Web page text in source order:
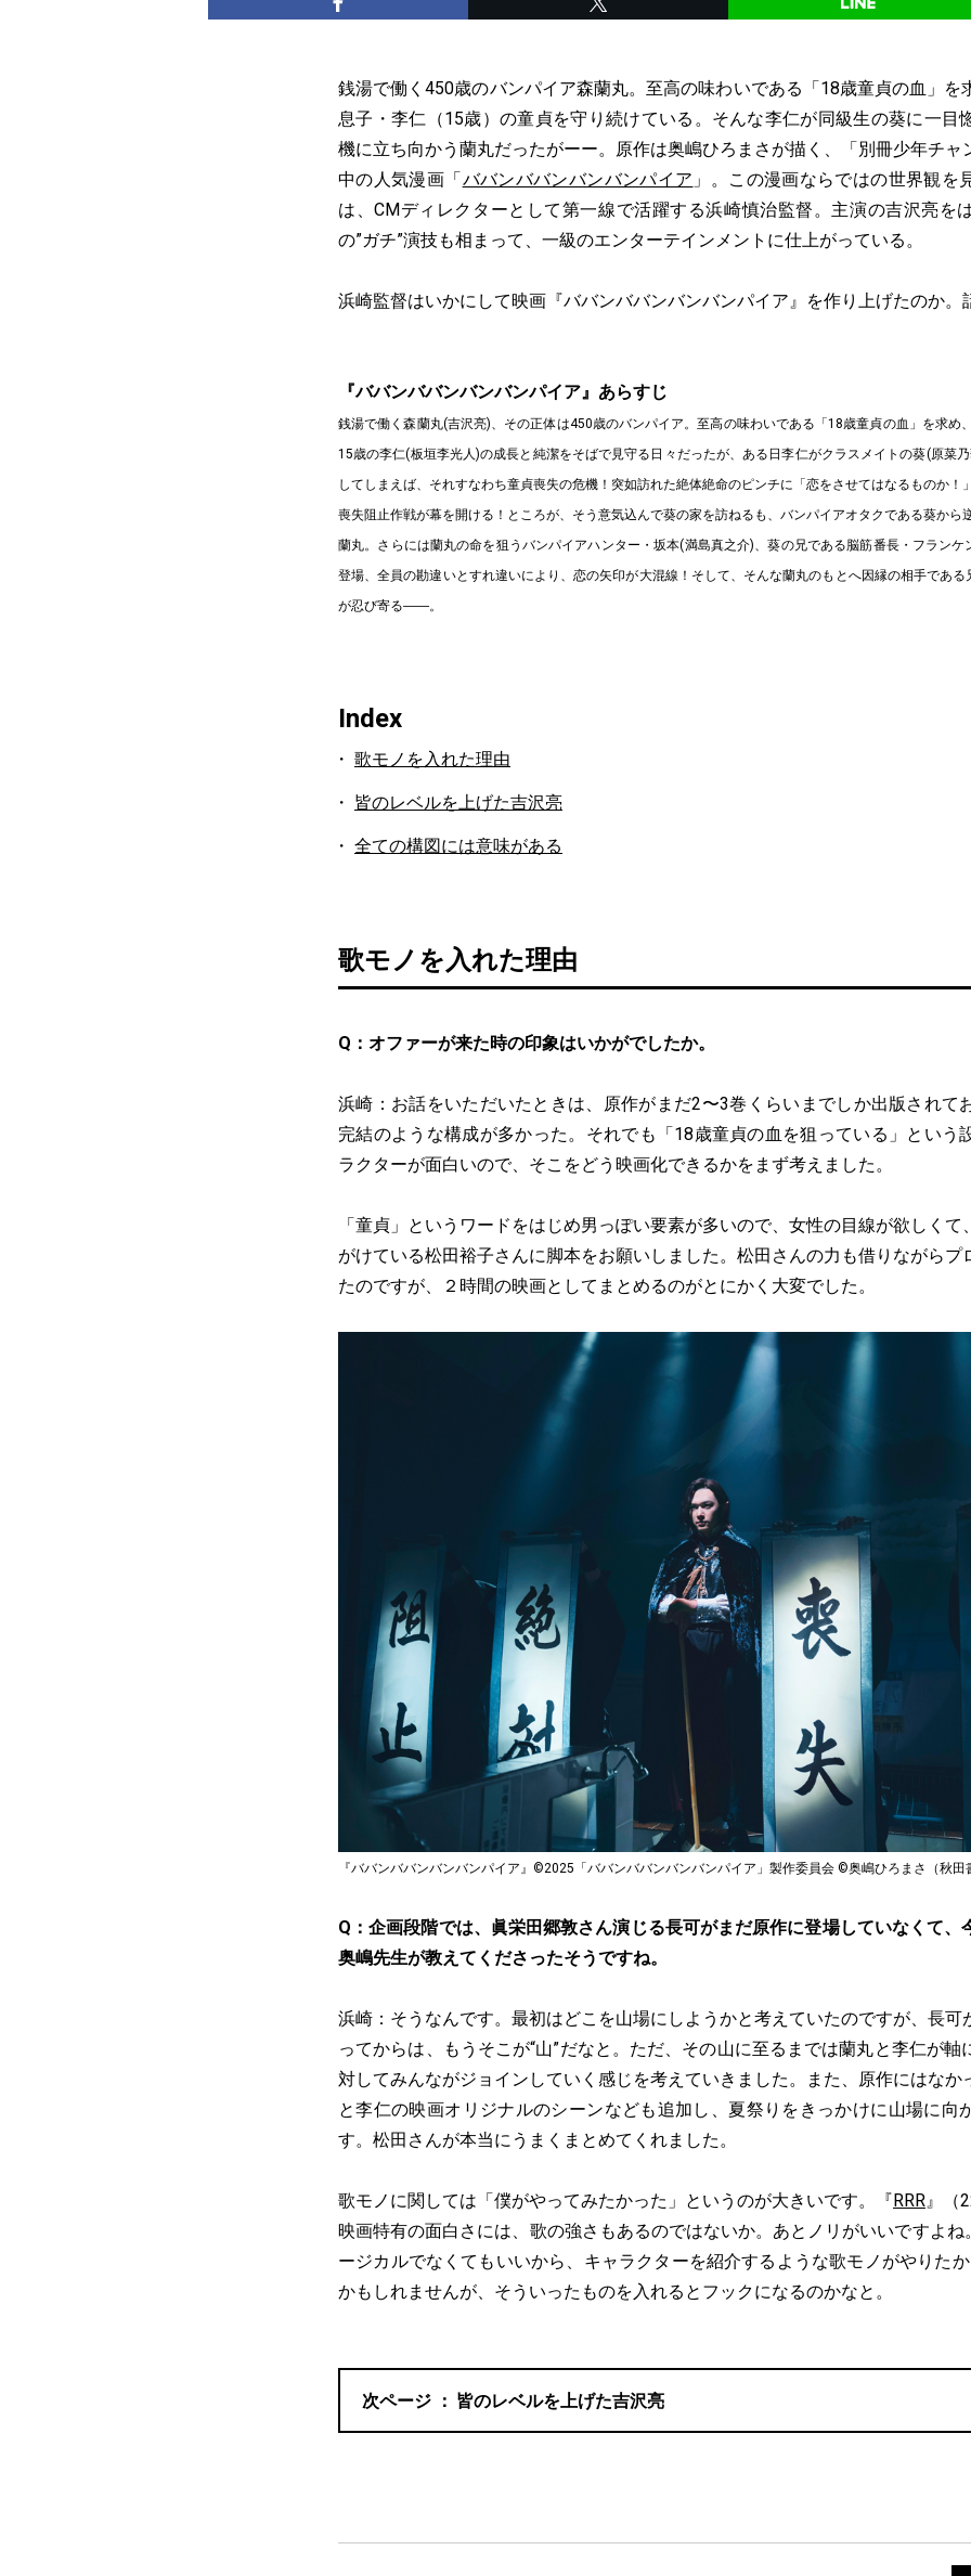
銭湯で働く450歳のバンパイア森蘭丸。至高の味わいである「18歳童貞の血」を
息子・李仁（15歳）の童貞を守り続けている。そんな李仁が同級生の葵に一目
機に立ち向かう蘭丸だったがーー。原作は奥嶋ひろまさが描く、「別冊少年チャ
中の人気漫画「ババンババンバンバンパイア 」。この漫画ならではの世界観を
は、CMディレクターとして第一線で活躍する浜崎慎治監督。主演の吉沢亮を
の”ガチ”演技も相まって、一級のエンターテインメントに仕上がっている。
浜崎監督はいかにして映画『ババンババンバンバンパイア』を作り上げたのか。
『ババンババンバンバンパイア』あらすじ
銭湯で働く森蘭丸(吉沢亮)、その正体は450歳のバンパイア。至高の味わいである「18歳童貞の血」を求め
15歳の李仁(板垣李光人)の成長と純潔をそばで見守る日々だったが、ある日李仁がクラスメイトの葵(原菜
してしまえば、それすなわち童貞喪失の危機！突如訪れた絶体絶命のピンチに「恋をさせてはなるものか！
喪失阻止作戦が幕を開ける！ところが、そう意気込んで葵の家を訪ねるも、バンパイアオタクである葵から
蘭丸。さらには蘭丸の命を狙うバンパイアハンター・坂本(満島真之介)、葵の兄である脳筋番長・フランケ
登場、全員の勘違いとすれ違いにより、恋の矢印が大混線！そして、そんな蘭丸のもとへ因縁の相手であ
が忍び寄る――。
Index
歌モノを入れた理由
皆のレベルを上げた吉沢亮
全ての構図には意味がある
歌モノを入れた理由
Q：オファーが来た時の印象はいかがでしたか。
浜崎：お話をいただいたときは、原作がまだ2〜3巻くらいまでしか出版されて
完結のような構成が多かった。それでも「18歳童貞の血を狙っている」という
ラクターが面白いので、そこをどう映画化できるかをまず考えました。
「童貞」というワードをはじめ男っぽい要素が多いので、女性の目線が欲しく
がけている松田裕子さんに脚本をお願いしました。松田さんの力も借りながらプ
たのですが、２時間の映画としてまとめるのがとにかく大変でした。
『ババンババンバンバンパイア』©2025「ババンババンバンバンパイア」製作委員会 ©奥嶋ひろまさ（秋田
Q：企画段階では、眞栄田郷敦さん演じる長可がまだ原作に登場していなくて、
奥嶋先生が教えてくださったそうですね。
浜崎：そうなんです。最初はどこを山場にしようかと考えていたのですが、長可
ってからは、もうそこが“山”だなと。ただ、その山に至るまでは蘭丸と李仁が軸
対してみんながジョインしていく感じを考えていきました。また、原作にはなか
と李仁の映画オリジナルのシーンなども追加し、夏祭りをきっかけに山場に向
す。松田さんが本当にうまくまとめてくれました。
歌モノに関しては「僕がやってみたかった」というのが大きいです。『 RRR』（
映画特有の面白さには、歌の強さもあるのではないか。あとノリがいいですよね
ージカルでなくてもいいから、キャラクターを紹介するような歌モノがやりた
かもしれませんが、そういったものを入れるとフックになるのかなと。
皆のレベルを上げた吉沢亮